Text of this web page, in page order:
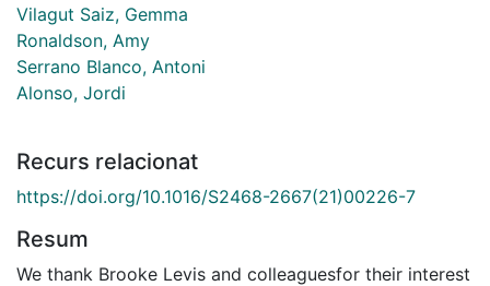
Vilagut Saiz, Gemma
Ronaldson, Amy
Serrano Blanco, Antoni
Alonso, Jordi
Recurs relacionat
https://doi.org/10.1016/S2468-2667(21)00226-7
Resum
We thank Brooke Levis and colleaguesfor their interest